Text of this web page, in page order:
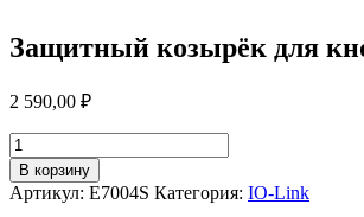
Защитный козырёк для
2 590,00 ₽
Количество
товара
Защитный
козырёк
В корзину
Артикул: E7004S Категория: IO-Link